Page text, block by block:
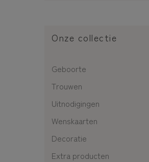
Onze collectie
Geboorte
Trouwen
Uitnodigingen
Wenskaarten
Decoratie
Extra producten